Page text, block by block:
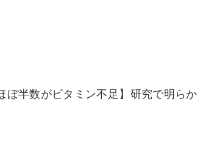
ぼ半数がビタミン不足】研究で明らか